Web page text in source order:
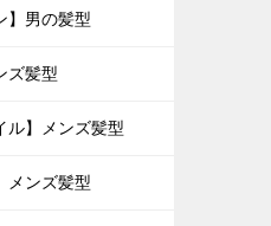
】男の髪型
ズ髪型
ル】メンズ髪型
メンズ髪型